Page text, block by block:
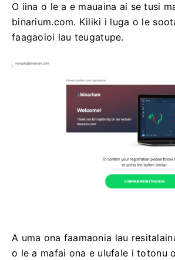
O iina o le a e mauaina ai se tusi
binarium.com. Kiliki i luga o le
faagaoioi lau teugatupe.
A uma ona faamaonia lau
o le a mafai ona e ulufale i totonu